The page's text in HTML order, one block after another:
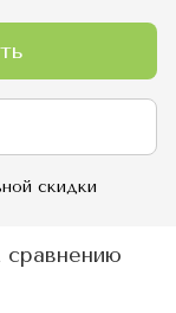
скидки
сравнению